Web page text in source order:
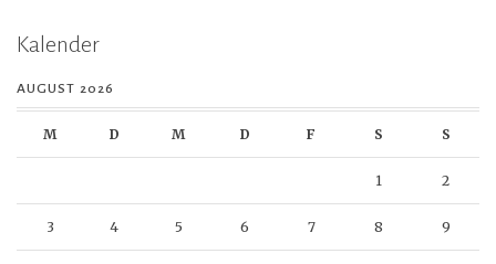
Kalender
AUGUST 2026
M D M D F S S
1 2
3 4 5 6 7 8 9